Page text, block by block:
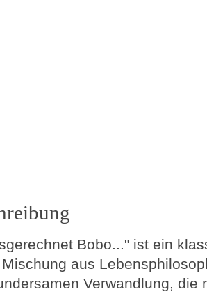
Bobo..." ist ein
aus
Verwandlung, die